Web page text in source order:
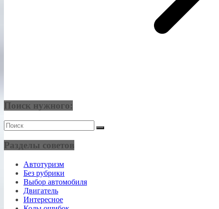
Поиск нужного:
Разделы советов
Автотуризм
Без рубрики
Выбор автомобиля
Двигатель
Интересное